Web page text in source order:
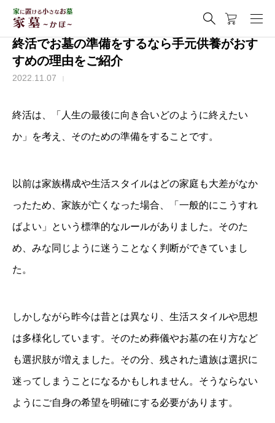
終活でお墓の準備をするなら手元供養がおす
すめの理由をご紹介
2022.11.07
終活は、「人生の最後に向き合いどのように終えたい
か」を考え、そのための準備をすることです。
以前は家族構成や生活スタイルはどの家庭も大差がなか
ったため、家族が亡くなった場合、「一般的にこうすれ
ばよい」という標準的なルールがありました。そのた
め、みな同じように迷うことなく判断ができていまし
た。
しかしながら昨今は昔とは異なり、生活スタイルや思想
は多様化しています。そのため葬儀やお墓の在り方など
も選択肢が増えました。その分、残された遺族は選択に
迷ってしまうことになるかもしれません。そうならない
ようにご自身の希望を明確にする必要があります。